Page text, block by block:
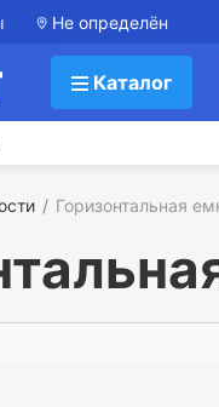
Не определён
Каталог
Горизонтальная